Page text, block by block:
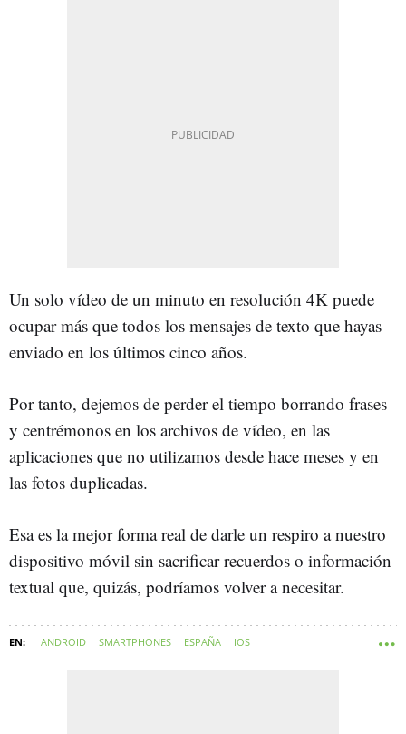
Un solo vídeo de un minuto en resolución 4K puede
ocupar más que todos los mensajes de texto que hayas
enviado en los últimos cinco años.
Por tanto, dejemos de perder el tiempo borrando frases
y centrémonos en los archivos de vídeo, en las
aplicaciones que no utilizamos desde hace meses y en
las fotos duplicadas.
Esa es la mejor forma real de darle un respiro a nuestro
dispositivo móvil sin sacrificar recuerdos o información
textual que, quizás, podríamos volver a necesitar.
ANDROID SMARTPHONES ESPAÑA IOS